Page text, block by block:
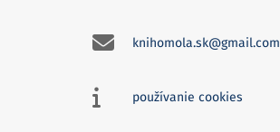
knihomola.sk@gmail.com
používanie cookies